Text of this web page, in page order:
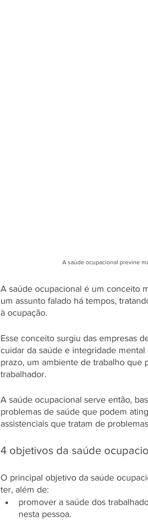
A saúde ocupacional previne
A saúde ocupacional é um conceito
um assunto falado há tempos,
à ocupação.
Esse conceito surgiu das empresas
cuidar da saúde e integridade
prazo, um ambiente de trabalho que
trabalhador.
A saúde ocupacional serve então,
problemas de saúde que podem
assistenciais que tratam de
4 objetivos da saúde
O principal objetivo da saúde
ter, além de:
promover a saúde dos
nesta pessoa.